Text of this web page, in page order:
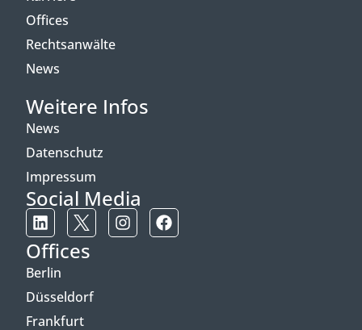
Offices
Rechtsanwälte
News
Weitere Infos
News
Datenschutz
Impressum
Social Media
Offices
Berlin
Düsseldorf
Frankfurt